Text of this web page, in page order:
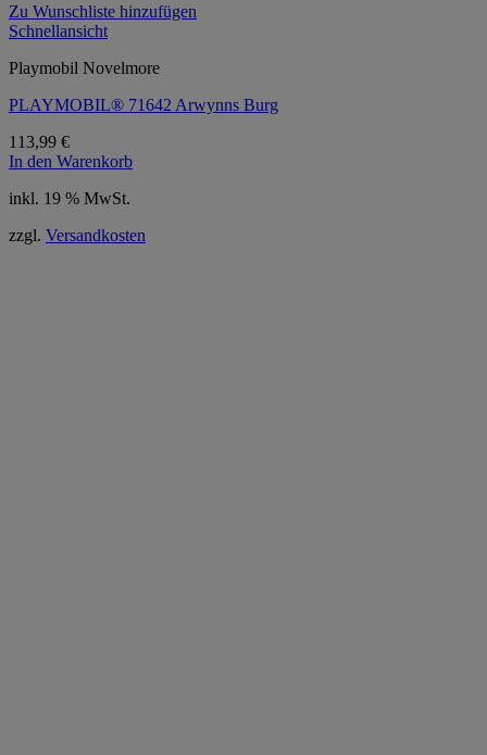
Zu Wunschliste hinzufügen
Schnellansicht
Playmobil Novelmore
PLAYMOBIL® 71642 Arwynns Burg
113,99 €
In den Warenkorb
inkl. 19 % MwSt.
zzgl. Versandkosten